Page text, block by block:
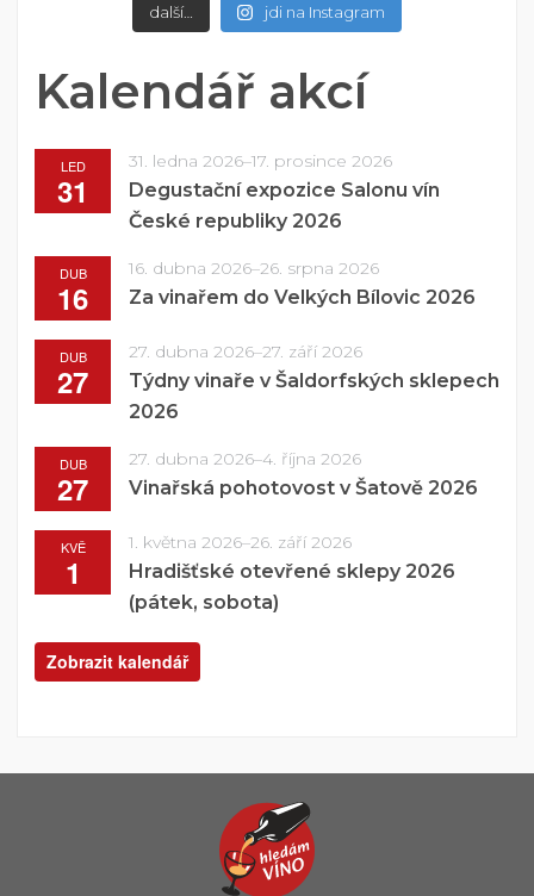
další… jdi na Instagram
Kalendář akcí
LED
31
31. ledna 2026–17. prosince 2026
Degustační expozice Salonu vín
České republiky 2026
DUB
16
16. dubna 2026–26. srpna 2026
Za vinařem do Velkých Bílovic 2026
DUB
27
27. dubna 2026–27. září 2026
Týdny vinaře v Šaldorfských sklepech
2026
DUB
27
27. dubna 2026–4. října 2026
Vinařská pohotovost v Šatově 2026
KVĚ
1
1. května 2026–26. září 2026
Hradišťské otevřené sklepy 2026
(pátek, sobota)
Zobrazit kalendář